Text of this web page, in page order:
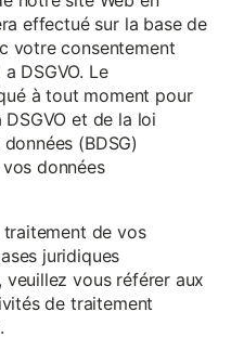
effectué sur la base de
votre consentement
DSGVO. Le
à tout moment pour
et de la loi
(BDSG)
données
de vos
juridiques
vous référer aux
de traitement